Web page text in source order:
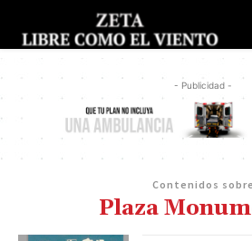
- Publicidad -
Contenidos sobre
Plaza